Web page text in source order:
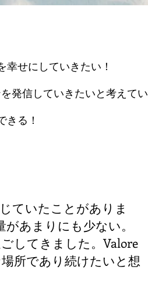
せにしていきたい！
発信していきたいと考えてい
きる！
ていたことがありま
あまりにも少ない。
してきました。Valore
所であり続けたいと想